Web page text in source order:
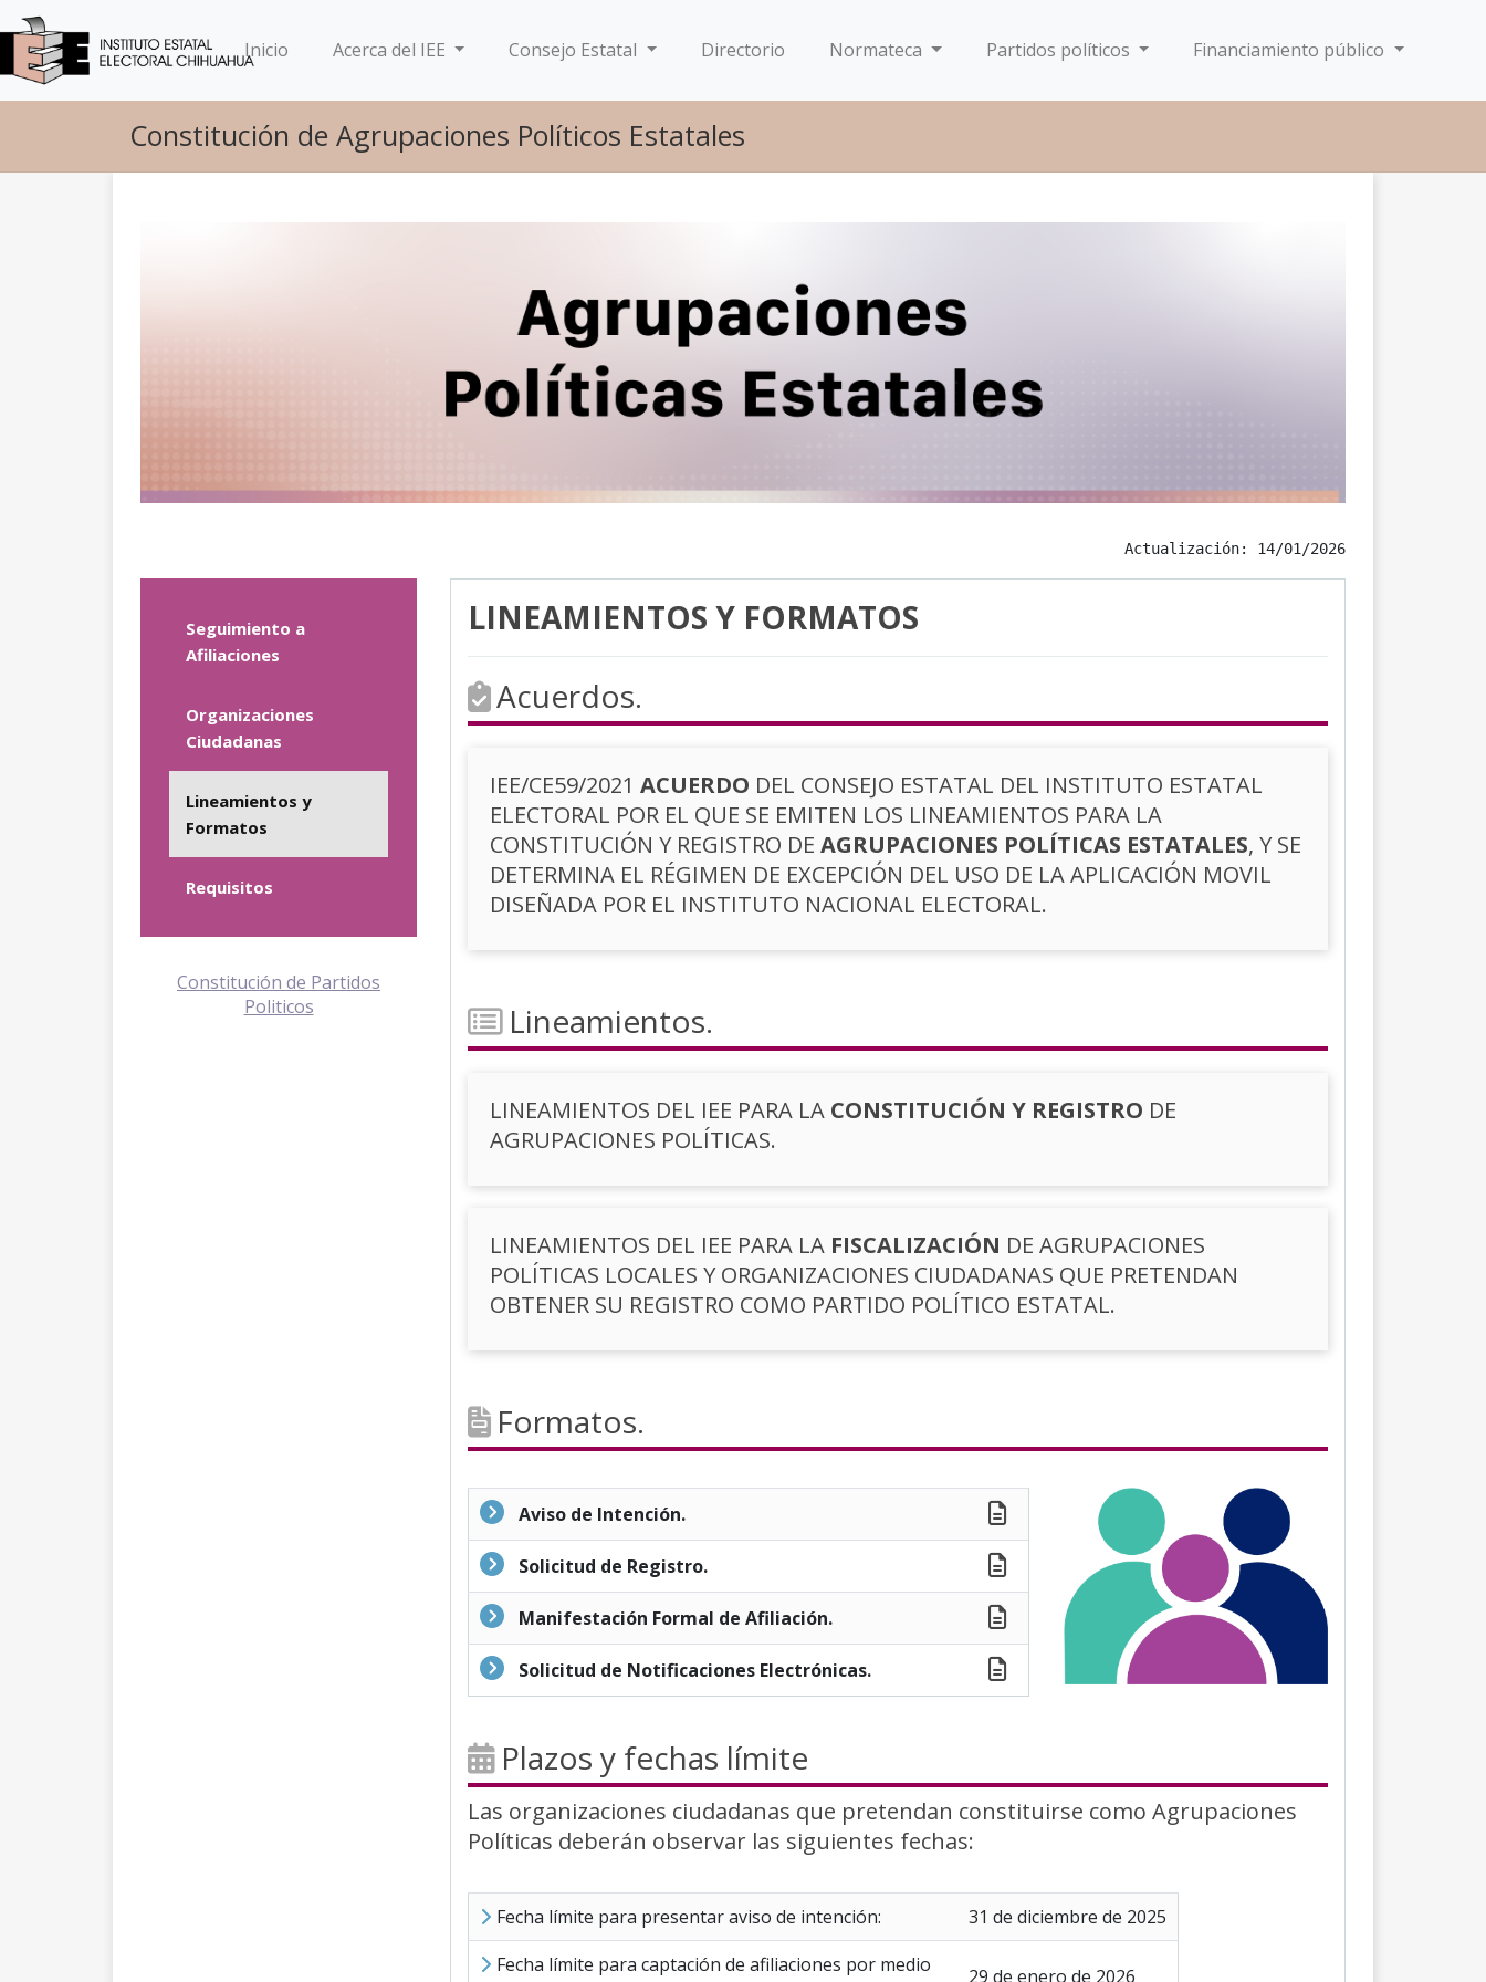
Inicio(current)Acerca del IEE Consejo Estatal Directorio Normateca Partidos políticos Financiamiento público
Constitución de Agrupaciones Políticos Estatales
Actualización: 14/01/2026
Seguimiento a
Afiliaciones
Organizaciones
Ciudadanas
Lineamientos y
Formatos
Requisitos
Constitución de Partidos
Politicos
LINEAMIENTOS Y FORMATOS
Acuerdos.
IEE/CE59/2021 ACUERDO DEL CONSEJO ESTATAL DEL INSTITUTO ESTATAL
ELECTORAL POR EL QUE SE EMITEN LOS LINEAMIENTOS PARA LA
CONSTITUCIÓN Y REGISTRO DE AGRUPACIONES POLÍTICAS ESTATALES, Y SE
DETERMINA EL RÉGIMEN DE EXCEPCIÓN DEL USO DE LA APLICACIÓN MOVIL
DISEÑADA POR EL INSTITUTO NACIONAL ELECTORAL.
Lineamientos.
LINEAMIENTOS DEL IEE PARA LA CONSTITUCIÓN Y REGISTRO DE
AGRUPACIONES POLÍTICAS.
LINEAMIENTOS DEL IEE PARA LA FISCALIZACIÓN DE AGRUPACIONES
POLÍTICAS LOCALES Y ORGANIZACIONES CIUDADANAS QUE PRETENDAN
OBTENER SU REGISTRO COMO PARTIDO POLÍTICO ESTATAL.
Formatos.
Aviso de Intención.
Solicitud de Registro.
Manifestación Formal de Afiliación.
Solicitud de Notificaciones Electrónicas.
Plazos y fechas límite
Las organizaciones ciudadanas que pretendan constituirse como Agrupaciones
Políticas deberán observar las siguientes fechas:
Fecha límite para presentar aviso de intención:
31 de diciembre de 2025
Fecha límite para captación de afiliaciones por medio
29 de enero de 2026